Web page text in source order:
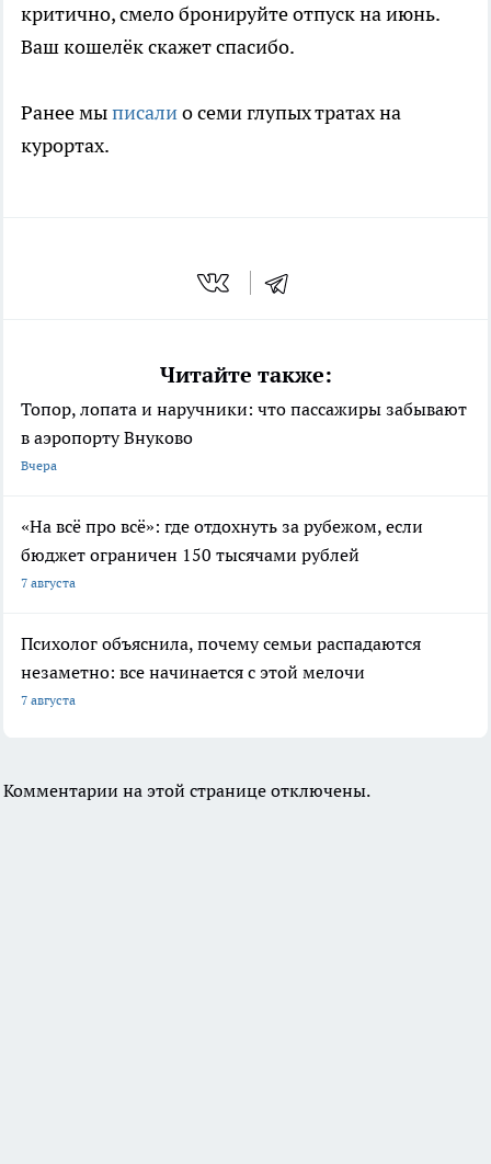
критично, смело бронируйте отпуск на июнь.
Ваш кошелёк скажет спасибо.
Ранее мыписалио семи глупых тратах на
курортах.
Читайте также:
Топор, лопата и наручники: что пассажиры забывают
в аэропорту Внуково
Вчера
«На всё про всё»: где отдохнуть за рубежом, если
бюджет ограничен 150 тысячами рублей
7 августа
Психолог объяснила, почему семьи распадаются
незаметно: все начинается с этой мелочи
7 августа
Комментарии на этой странице отключены.